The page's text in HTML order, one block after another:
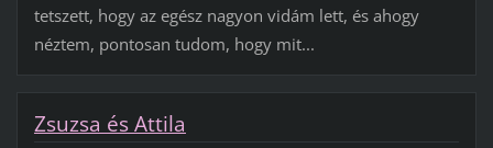
tetszett, hogy az egész nagyon vidám lett, és ahogy
néztem, pontosan tudom, hogy mit...
Zsuzsa és Attila